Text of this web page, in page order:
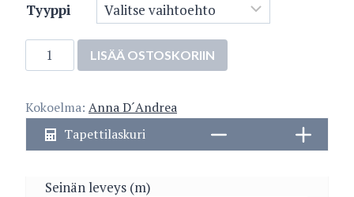
Tyyppi
78220-
1
LISÄÄ OSTOSKORIIN
Kokoelma: Anna D´Andrea
Tapettilaskuri
Seinän leveys (m)